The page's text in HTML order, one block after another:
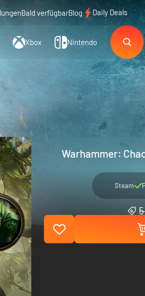
Bald verfügbarBlog Daily Deals
Xbox Nintendo
Warhammer:
Steam